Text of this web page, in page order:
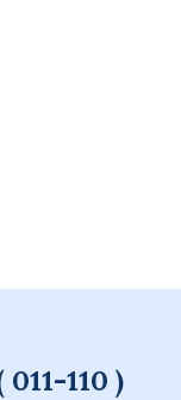
110 )